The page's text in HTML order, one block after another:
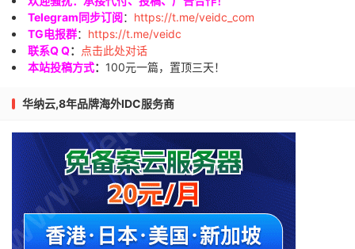
Telegram同步订阅： https://t.me/veidc_com
TG电报群： https://t.me/veidc
联系Q Q：
点击此处对话
本站投稿方式： 100元一篇，置顶三天！
华纳云,8年品牌海外IDC服务商